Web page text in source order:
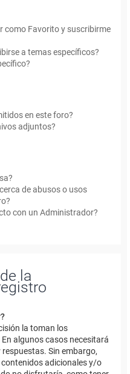
como Favorito y suscribirme
a temas específicos?
en este foro?
adjuntos?
de abusos o usos
con un Administrador?
la
la toman los
algunos casos necesitará
Sin embargo,
adicionales y/o